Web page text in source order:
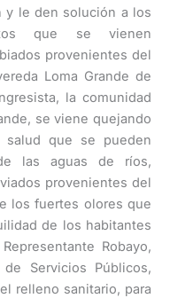
y le den solución a los
que se vienen
provenientes del
Loma Grande de
la comunidad
se viene quejando
que se pueden
las aguas de ríos,
provenientes del
los fuertes olores que
de los habitantes
Robayo,
Servicios Públicos,
relleno sanitario, para